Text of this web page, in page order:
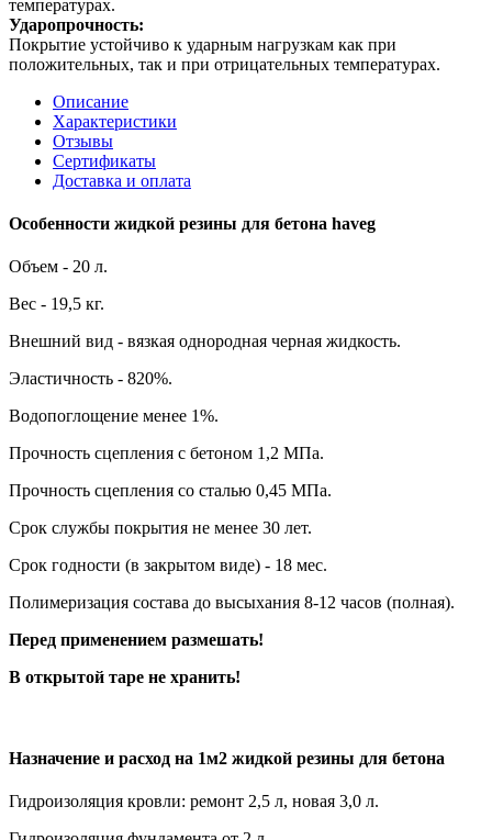
Ударопрочность:
Покрытие устойчиво к ударным нагрузкам как при
положительных, так и при отрицательных температурах.
Описание
Характеристики
Отзывы
Сертификаты
Доставка и оплата
Особенности жидкой резины для бетона haveg
Объем - 20 л.
Вес - 19,5 кг.
Внешний вид - вязкая однородная черная жидкость.
Эластичность - 820%.
Водопоглощение менее 1%.
Прочность сцепления с бетоном 1,2 МПа.
Прочность сцепления со сталью 0,45 МПа.
Срок службы покрытия не менее 30 лет.
Срок годности (в закрытом виде) - 18 мес.
Полимеризация состава до высыхания 8-12 часов (полная).
Перед применением размешать!
В открытой таре не хранить!
Назначение и расход на 1м2 жидкой резины для бетона
Гидроизоляция кровли: ремонт 2,5 л, новая 3,0 л.